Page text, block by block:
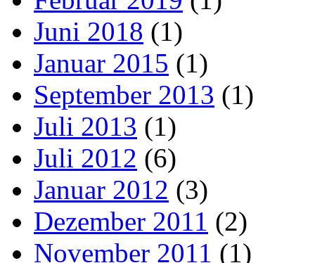
Juni 2018 (1)
Januar 2015 (1)
September 2013 (1)
Juli 2013 (1)
Juli 2012 (6)
Januar 2012 (3)
Dezember 2011 (2)
November 2011 (1)